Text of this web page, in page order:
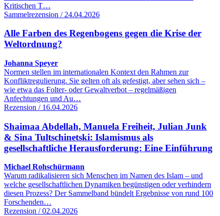
Kritischen T…
Sammelrezension / 24.04.2026
Alle Farben des Regenbogens gegen die Krise der
Weltordnung?
Johanna Speyer
Normen stellen im internationalen Kontext den Rahmen zur
Konfliktregulierung. Sie gelten oft als gefestigt, aber sehen sich –
wie etwa das Folter- oder Gewaltverbot – regelmäßigen
Anfechtungen und Au…
Rezension / 16.04.2026
Shaimaa Abdellah, Manuela Freiheit, Julian Junk
& Sina Tultschinetski: Islamismus als
gesellschaftliche Herausforderung: Eine Einführung
Michael Rohschürmann
Warum radikalisieren sich Menschen im Namen des Islam – und
welche gesellschaftlichen Dynamiken begünstigen oder verhindern
diesen Prozess? Der Sammelband bündelt Ergebnisse von rund 100
Forschenden…
Rezension / 02.04.2026